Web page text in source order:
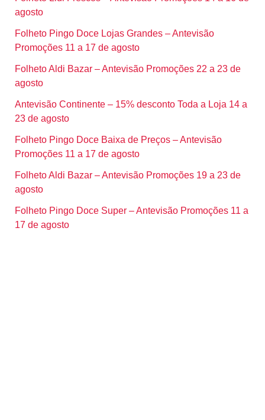
agosto
Folheto Pingo Doce Lojas Grandes – Antevisão
Promoções 11 a 17 de agosto
Folheto Aldi Bazar – Antevisão Promoções 22 a 23 de
agosto
Antevisão Continente – 15% desconto Toda a Loja 14 a
23 de agosto
Folheto Pingo Doce Baixa de Preços – Antevisão
Promoções 11 a 17 de agosto
Folheto Aldi Bazar – Antevisão Promoções 19 a 23 de
agosto
Folheto Pingo Doce Super – Antevisão Promoções 11 a
17 de agosto